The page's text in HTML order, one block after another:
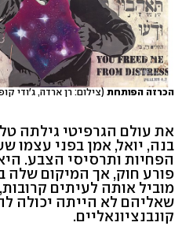
הכרזה הפותחת(צילום: רן ארדה, ג'ודי
בנה, יואל, אמן בפני עצמו
הפחיות ותרסיסי הצבע.
פורע חוק, אך המיקום שלה
מוביל אותה לעיתים
שאליהם לא הייתה יכולה
קונבנציונאליים.